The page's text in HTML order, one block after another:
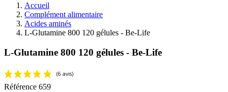
Accueil
Complément alimentaire
Acides aminés
L-Glutamine 800 120 gélules - Be-Life
L-Glutamine 800 120 gélules - Be-Life
Référence 659